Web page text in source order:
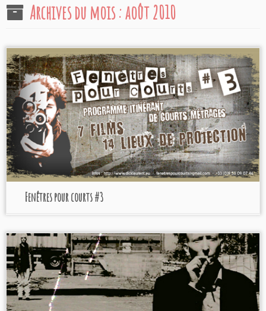
Archives du mois :août 2010
Fenêtres pour courts #3